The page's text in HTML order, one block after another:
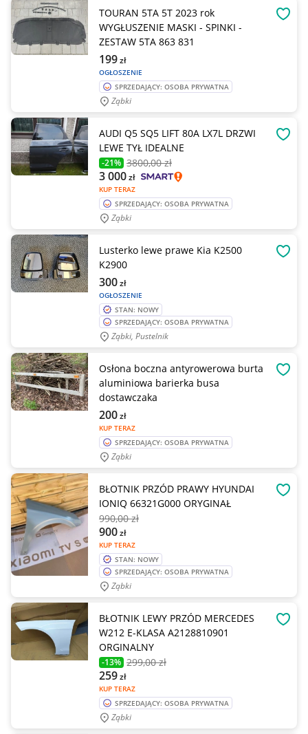
TOURAN 5TA 5T 2023 rok
WYGŁUSZENIE MASKI - SPINKI -
ZESTAW 5TA 863 831
OGŁOSZENIE
199zł
SPRZEDAJĄCY: OSOBA PRYWATNA
Ząbki
AUDI Q5 SQ5 LIFT 80A LX7L DRZWI
LEWE TYŁ IDEALNE
-21% 3800,00 zł
KUP TERAZ
3 000zł
SPRZEDAJĄCY: OSOBA PRYWATNA
Ząbki
Lusterko lewe prawe Kia K2500
K2900
OGŁOSZENIE
300zł
STAN: NOWY
SPRZEDAJĄCY: OSOBA PRYWATNA
Ząbki, Pustelnik
Osłona boczna antyrowerowa burta
aluminiowa barierka busa
dostawczaka
KUP TERAZ
200zł
SPRZEDAJĄCY: OSOBA PRYWATNA
Ząbki
BŁOTNIK PRZÓD PRAWY HYUNDAI
IONIQ 66321G000 ORYGINAŁ
990,00 zł
KUP TERAZ
900zł
STAN: NOWY
SPRZEDAJĄCY: OSOBA PRYWATNA
Ząbki
BŁOTNIK LEWY PRZÓD MERCEDES
W212 E-KLASA A2128810901
ORGINALNY
-13% 299,00 zł
KUP TERAZ
259zł
SPRZEDAJĄCY: OSOBA PRYWATNA
Ząbki